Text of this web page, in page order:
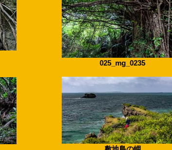
025_mg_0235